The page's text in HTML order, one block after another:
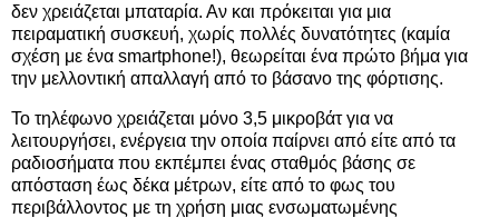
δεν χρειάζεται μπαταρία. Αν και πρόκειται για μια
πειραματική συσκευή, χωρίς πολλές δυνατότητες (καμία
σχέση με ένα smartphone!), θεωρείται ένα πρώτο βήμα για
την μελλοντική απαλλαγή από το βάσανο της φόρτισης.
Το τηλέφωνο χρειάζεται μόνο 3,5 μικροβάτ για να
λειτουργήσει, ενέργεια την οποία παίρνει από είτε από τα
ραδιοσήματα που εκπέμπει ένας σταθμός βάσης σε
απόσταση έως δέκα μέτρων, είτε από το φως του
περιβάλλοντος με τη χρήση μιας ενσωματωμένης